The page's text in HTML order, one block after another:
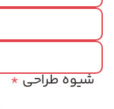
*شیوه طراحی